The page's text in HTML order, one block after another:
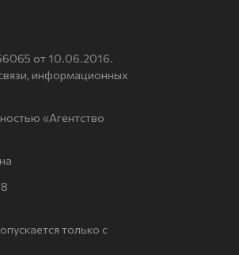
от 10.06.2016.
информационных
«Агентство
только с